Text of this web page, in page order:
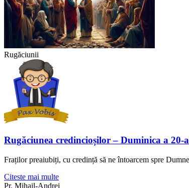
Rugăciunii
Rugăciunea credincioșilor – Duminica a 20-
Fraților preaiubiți, cu credință să ne întoarcem spre
Citeste mai multe
Pr. Mihail-Andrei